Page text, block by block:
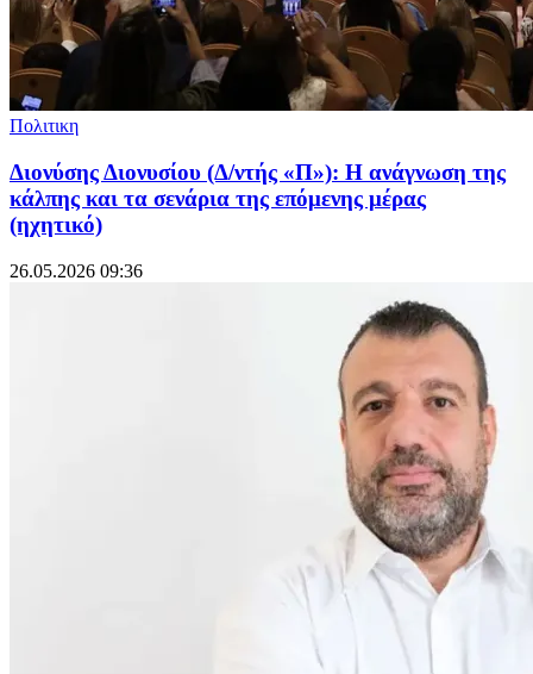
Πολιτικη
Διονύσης Διονυσίου (Δ/ντής «Π»): Η ανάγνωση της
κάλπης και τα σενάρια της επόμενης μέρας
(ηχητικό)
26.05.2026 09:36